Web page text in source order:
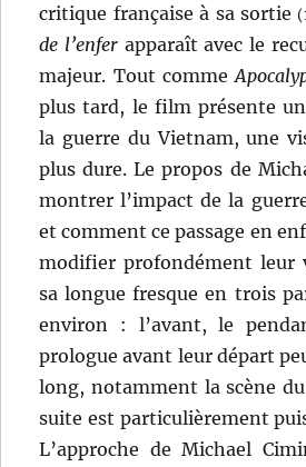
critique française à sa sortie
de l’enferapparaît avec le
majeur. Tout comme
plus tard, le film présente
la guerre du Vietnam, une
plus dure. Le propos de
montrer l’impact de la
et comment ce passage en
modifier profondément leur
sa longue fresque en trois
environ : l’avant, le
prologue avant leur départ
long, notamment la scène
suite est particulièrement
L’approche de Michael